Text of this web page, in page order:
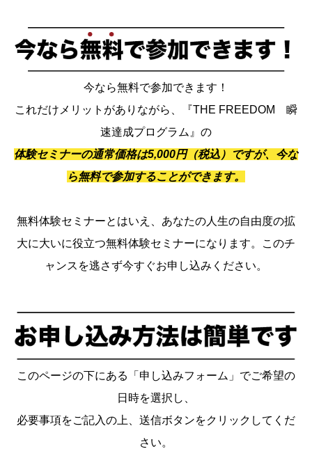
今なら無料で参加できます！
これだけメリットがありながら、『THE FREEDOM 瞬
速達成プログラム』の
体験セミナーの通常価格は5,000円（税込）ですが、今な
ら無料で参加することができます。
無料体験セミナーとはいえ、あなたの人生の自由度の拡
大に大いに役立つ無料体験セミナーになります。このチ
ャンスを逃さず今すぐお申し込みください。
このページの下にある「申し込みフォーム」でご希望の
日時を選択し、
必要事項をご記入の上、送信ボタンをクリックしてくだ
さい。